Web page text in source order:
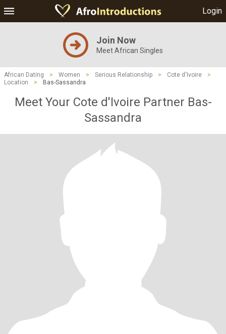
Login
Join Now
Meet African Singles
African Dating > Women > Serious Relationship > Cote d'Ivoire
>
Location
> Bas-Sassandra
Meet Your Cote d'Ivoire Partner Bas-
Sassandra